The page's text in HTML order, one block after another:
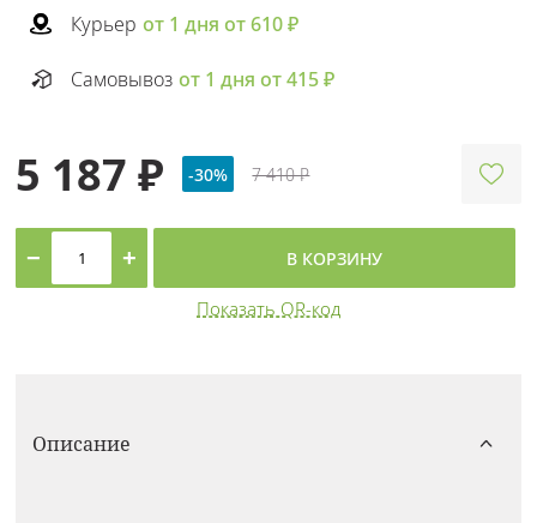
Курьер от 1 дня от 610 ₽
Самовывоз от 1 дня от 415 ₽
5 187 ₽ -30% 7 410 ₽
− + В КОРЗИНУ
Показать QR-код
Описание